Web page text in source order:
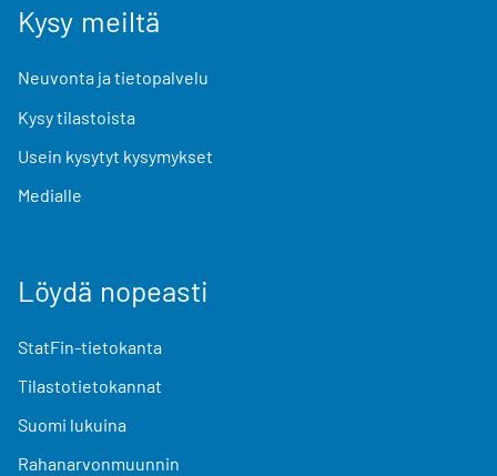
Kysy meiltä
Neuvonta ja tietopalvelu
Kysy tilastoista
Usein kysytyt kysymykset
Medialle
Löydä nopeasti
StatFin-tietokanta
Tilastotietokannat
Suomi lukuina
Rahanarvonmuunnin